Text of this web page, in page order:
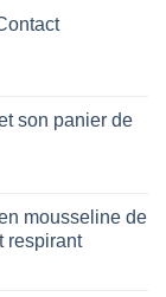
son panier de
mousseline de
respirant